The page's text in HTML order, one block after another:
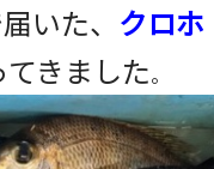
いた、 クロホ
てきました。